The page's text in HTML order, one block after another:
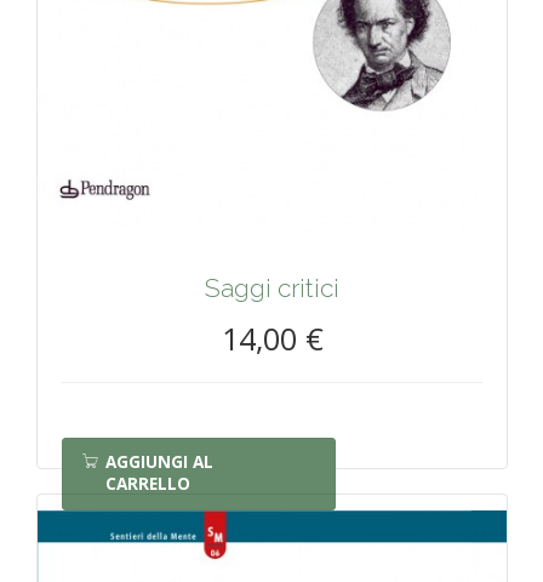
Saggi critici
14,00 €
AGGIUNGI AL
CARRELLO